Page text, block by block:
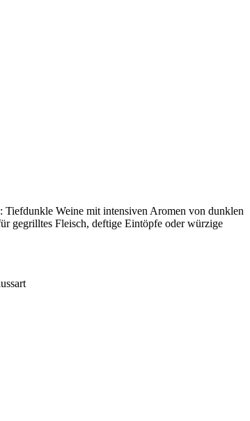
Tiefdunkle Weine mit intensiven Aromen von dunklen
gegrilltes Fleisch, deftige Eintöpfe oder würzige